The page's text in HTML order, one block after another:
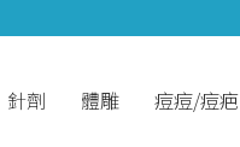
針劑 體雕 痘痘/痘疤